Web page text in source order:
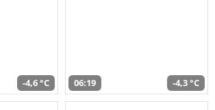
-4,6 °C 06:19 -4,3 °C